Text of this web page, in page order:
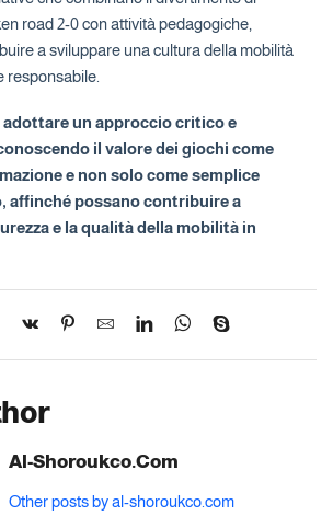
road 2-0 con attività pedagogiche,
a sviluppare una cultura della mobilità
responsabile.
adottare un approccio critico e
il valore dei giochi come
e non solo come semplice
affinché possano contribuire a
e la qualità della mobilità in
Al-Shoroukco.com
Other posts by al-shoroukco.com